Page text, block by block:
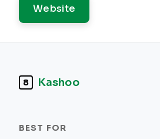
Website
8 Kashoo